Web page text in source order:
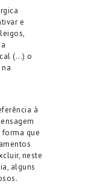
e
(…) o
à
forma que
neste
alguns